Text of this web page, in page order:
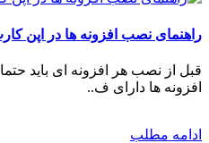
راهنمای نصب افزونه ها در اپن
قبل از نصب هر افزونه ای باید
افزونه ها دارای ف..
ادامه مطلب